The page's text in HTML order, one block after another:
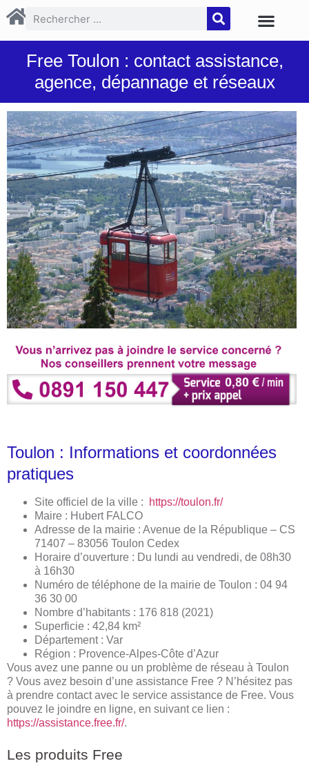
Free Toulon : contact assistance,
agence, dépannage et réseaux
Toulon : Informations et coordonnées
pratiques
Site officiel de la ville :
https://toulon.fr/
Maire : Hubert FALCO
Adresse de la mairie : Avenue de la République – CS
71407 – 83056 Toulon Cedex
Horaire d’ouverture : Du lundi au vendredi, de 08h30
à 16h30
Numéro de téléphone de la mairie de Toulon : 04 94
36 30 00
Nombre d’habitants : 176 818 (2021)
Superficie : 42,84 km²
Département : Var
Région : Provence-Alpes-Côte d’Azur
Vous avez une panne ou un problème de réseau à Toulon
? Vous avez besoin d’une assistance Free ? N’hésitez pas
à prendre contact avec le service assistance de Free. Vous
pouvez le joindre en ligne, en suivant ce lien :
https://assistance.free.fr/.
Les produits Free